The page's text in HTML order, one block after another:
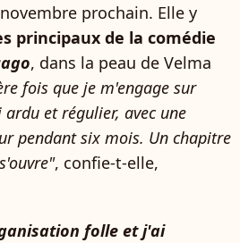
prochain. Elle y
principaux de la comédie
, dans la peau de Velma
fois que je m'engage sur
ardu et régulier, avec une
pendant six mois. Un chapitre
, confie-t-elle,
folle et j'ai